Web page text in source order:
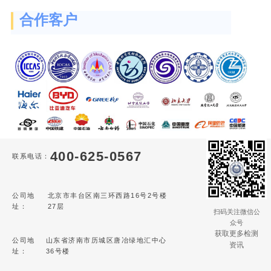
合作客户
联系电话： 400-625-0567
公司地
址：
北京市丰台区南三环西路16号2号楼
27层
公司地
址：
山东省济南市历城区唐冶绿地汇中心
36号楼
扫码关注微信公
众号
获取更多检测
资讯